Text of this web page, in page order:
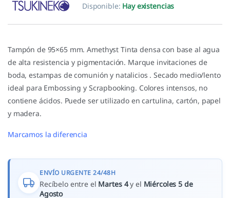
Disponible: Hay existencias
Tampón de 95×65 mm. Amethyst Tinta densa con base al agua
de alta resistencia y pigmentación. Marque invitaciones de
boda, estampas de comunión y natalicios . Secado medio/lento
ideal para Embossing y Scrapbooking. Colores intensos, no
contiene ácidos. Puede ser utilizado en cartulina, cartón, papel
y madera.
Marcamos la diferencia
ENVÍO URGENTE 24/48H
Recíbelo entre el Martes 4y el Miércoles 5 de
Agosto